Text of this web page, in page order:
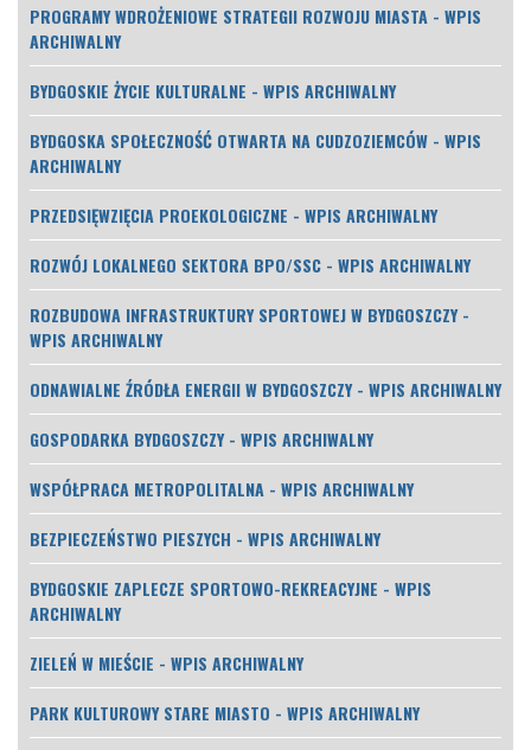
PROGRAMY WDROŻENIOWE STRATEGII ROZWOJU MIASTA - WPIS
ARCHIWALNY
BYDGOSKIE ŻYCIE KULTURALNE - WPIS ARCHIWALNY
BYDGOSKA SPOŁECZNOŚĆ OTWARTA NA CUDZOZIEMCÓW - WPIS
ARCHIWALNY
PRZEDSIĘWZIĘCIA PROEKOLOGICZNE - WPIS ARCHIWALNY
ROZWÓJ LOKALNEGO SEKTORA BPO/SSC - WPIS ARCHIWALNY
ROZBUDOWA INFRASTRUKTURY SPORTOWEJ W BYDGOSZCZY -
WPIS ARCHIWALNY
ODNAWIALNE ŹRÓDŁA ENERGII W BYDGOSZCZY - WPIS ARCHIWALNY
GOSPODARKA BYDGOSZCZY - WPIS ARCHIWALNY
WSPÓŁPRACA METROPOLITALNA - WPIS ARCHIWALNY
BEZPIECZEŃSTWO PIESZYCH - WPIS ARCHIWALNY
BYDGOSKIE ZAPLECZE SPORTOWO-REKREACYJNE - WPIS
ARCHIWALNY
ZIELEŃ W MIEŚCIE - WPIS ARCHIWALNY
PARK KULTUROWY STARE MIASTO - WPIS ARCHIWALNY